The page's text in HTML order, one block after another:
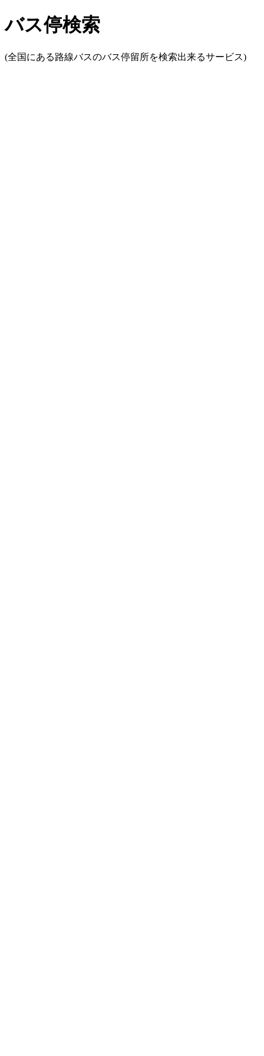
バス停検索
(全国にある路線バスのバス停留所を検索出来るサービス)